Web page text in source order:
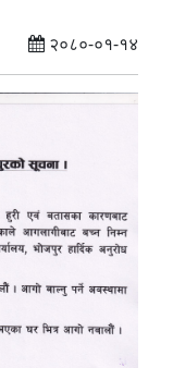
२०८०-०१-१४